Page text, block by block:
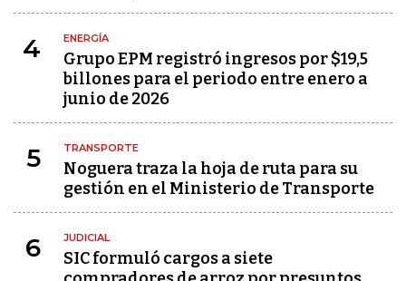
4 ENERGÍA
Grupo EPM registró ingresos por $19,5
billones para el periodo entre enero a
junio de 2026
5 TRANSPORTE
Noguera traza la hoja de ruta para su
gestión en el Ministerio de Transporte
6 JUDICIAL
SIC formuló cargos a siete